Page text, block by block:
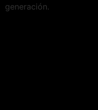
generación.